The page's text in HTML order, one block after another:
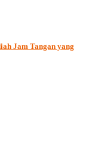
Jam Tangan yang